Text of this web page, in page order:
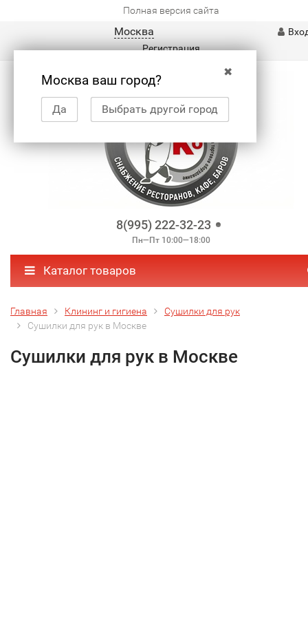
Полная версия сайта
Москва
✖
Москва ваш город?
Да Выбрать другой город
Регистрация
8(995) 222-32-23
Пн—Пт 10:00—18:00
Каталог товаров
Главная Клининг и гигиена
Сушилки для рук
Сушилки для рук в Москве
Сушилки для рук в Москве